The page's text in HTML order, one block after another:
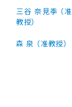
三谷 奈見季 （准
教授）
森 泉 （准教授）